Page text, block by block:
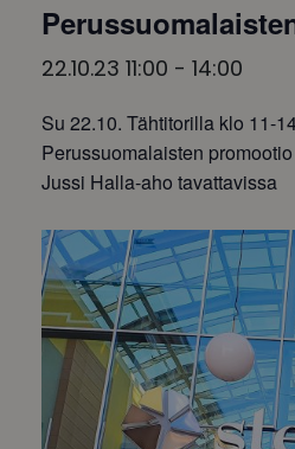
22.10.23 11:00 - 14:00
Su 22.10. Tähtitorilla klo 11-
Perussuomalaisten
Jussi Halla-aho tavattavissa